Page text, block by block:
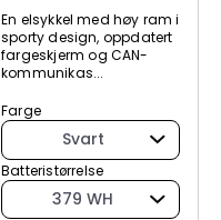
En elsykkel med høy ram i
sporty design, oppdatert
fargeskjerm og CAN-
kommunikas...
Farge
Svart
Batteristørrelse
379 WH